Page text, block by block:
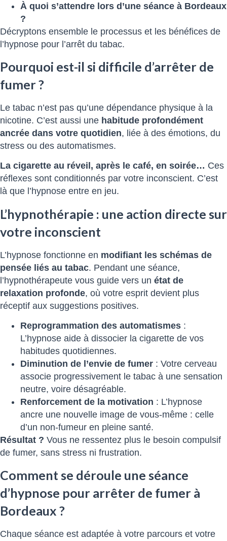
À quoi s’attendre lors d’une séance à Bordeaux
?
Décryptons ensemble le processus et les bénéfices de
l’hypnose pour l’arrêt du tabac.
Pourquoi est-il si difficile d’arrêter de
fumer ?
Le tabac n’est pas qu’une dépendance physique à la
nicotine. C’est aussi une habitude profondément
ancrée dans votre quotidien, liée à des émotions, du
stress ou des automatismes.
La cigarette au réveil, après le café, en soirée… Ces
réflexes sont conditionnés par votre inconscient. C’est
là que l’hypnose entre en jeu.
L’hypnothérapie : une action directe sur
votre inconscient
L’hypnose fonctionne en modifiant les schémas de
pensée liés au tabac. Pendant une séance,
l’hypnothérapeute vous guide vers un état de
relaxation profonde, où votre esprit devient plus
réceptif aux suggestions positives.
Reprogrammation des automatismes :
L’hypnose aide à dissocier la cigarette de vos
habitudes quotidiennes.
Diminution de l’envie de fumer : Votre cerveau
associe progressivement le tabac à une sensation
neutre, voire désagréable.
Renforcement de la motivation : L’hypnose
ancre une nouvelle image de vous-même : celle
d’un non-fumeur en pleine santé.
Résultat ? Vous ne ressentez plus le besoin compulsif
de fumer, sans stress ni frustration.
Comment se déroule une séance
d’hypnose pour arrêter de fumer à
Bordeaux ?
Chaque séance est adaptée à votre parcours et votre